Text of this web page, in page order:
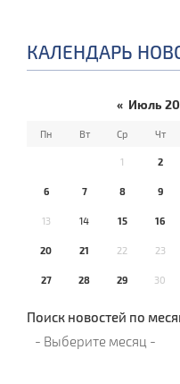
КАЛЕНДАРЬ
« Июль
Пн Вт Ср Чт
1 2
6 7 8 9
13 14 15 16
20 21 22 23
27 28 29 30
Поиск новостей по